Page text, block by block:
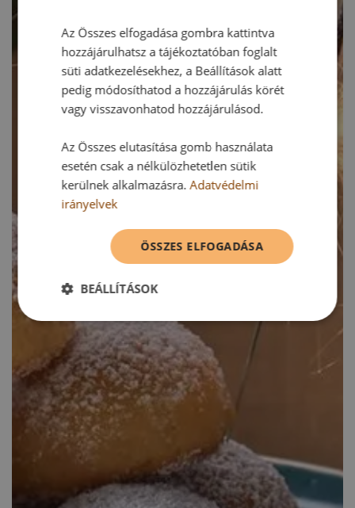
Az Összes elfogadása gombra kattintva
hozzájárulhatsz a tájékoztatóban foglalt
süti adatkezelésekhez, a Beállítások alatt
pedig módosíthatod a hozzájárulás körét
vagy visszavonhatod hozzájárulásod.
Az Összes elutasítása gomb használata
esetén csak a nélkülözhetetlen sütik
kerülnek alkalmazásra.Adatvédelmi
irányelvek
ÖSSZES ELFOGADÁSA
BEÁLLÍTÁSOK